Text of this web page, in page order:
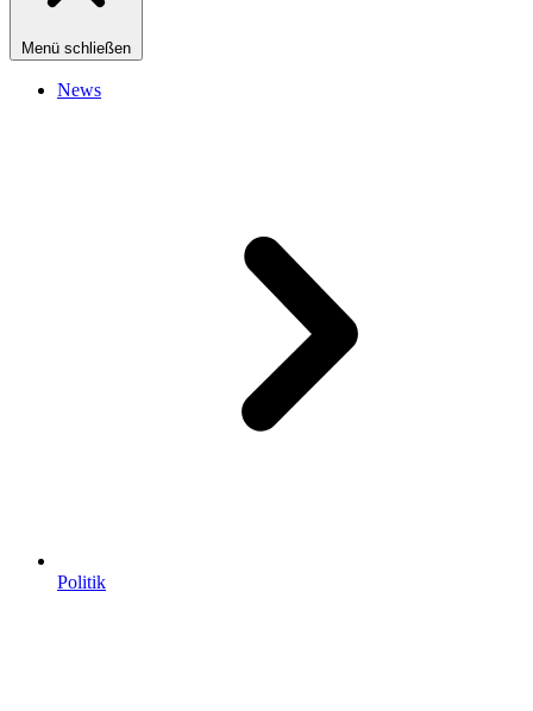
Menü schließen
News
Politik